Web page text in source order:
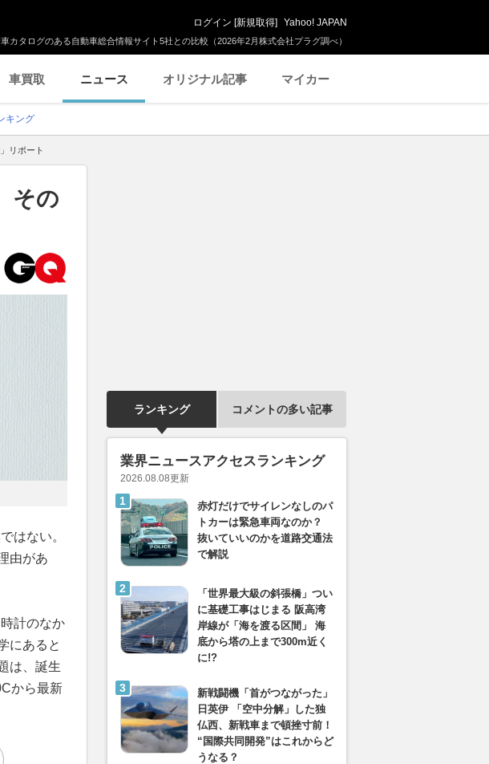
カタログのある自動車総合情報サイト5社との比較（2026年2月株式会社プラグ調べ）
ログイン [新規取得] Yahoo! JAPAN
車買取 ニュース オリジナル記事 マイカー
キング
リポート
その
はない。
由があ
計のなか
にあると
は、誕生
から最新
ランキング コメントの多い記事
業界ニュースアクセスランキング
2026.08.08更新
赤灯だけでサイレンなしのパ
トカーは緊急車両なのか？
抜いていいのかを道路交通法
で解説
「世界最大級の斜張橋」つい
に基礎工事はじまる 阪高湾
岸線が「海を渡る区間」 海
底から塔の上まで300m近く
に!?
新戦闘機「首がつながった」
日英伊 「空中分解」した独
仏西、新戦車まで頓挫寸前！
“国際共同開発”はこれからど
うなる？